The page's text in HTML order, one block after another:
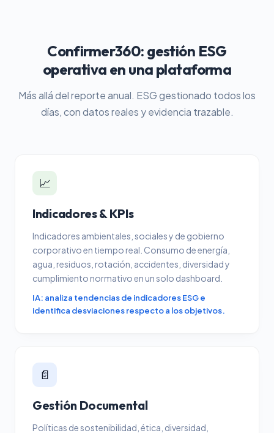
Confirmer360: gestión ESG
operativa en una plataforma
Más allá del reporte anual. ESG gestionado todos los
días, con datos reales y evidencia trazable.
📈
Indicadores & KPIs
Indicadores ambientales, sociales y de gobierno
corporativo en tiempo real. Consumo de energía,
agua, residuos, rotación, accidentes, diversidad y
cumplimiento normativo en un solo dashboard.
IA: analiza tendencias de indicadores ESG e
identifica desviaciones respecto a los objetivos.
📄
Gestión Documental
Políticas de sostenibilidad, ética, diversidad,